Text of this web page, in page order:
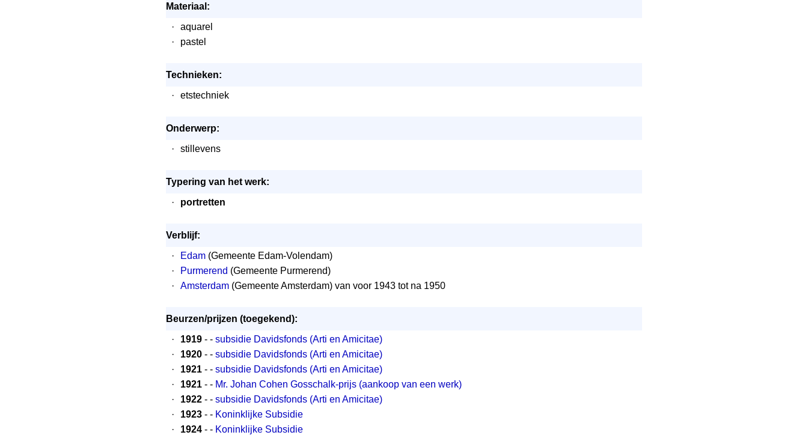
Materiaal:
·
aquarel
·
pastel
Technieken:
·
etstechniek
Onderwerp:
·
stillevens
Typering van het werk:
·
portretten
Verblijf:
·
Edam (Gemeente Edam-Volendam)
·
Purmerend (Gemeente Purmerend)
·
Amsterdam (Gemeente Amsterdam) van voor 1943 tot na 1950
Beurzen/prijzen (toegekend):
·
1919 - - subsidie Davidsfonds (Arti en Amicitae)
·
1920 - - subsidie Davidsfonds (Arti en Amicitae)
·
1921 - - subsidie Davidsfonds (Arti en Amicitae)
·
1921 - - Mr. Johan Cohen Gosschalk-prijs (aankoop van een werk)
·
1922 - - subsidie Davidsfonds (Arti en Amicitae)
·
1923 - - Koninklijke Subsidie
·
1924 - - Koninklijke Subsidie